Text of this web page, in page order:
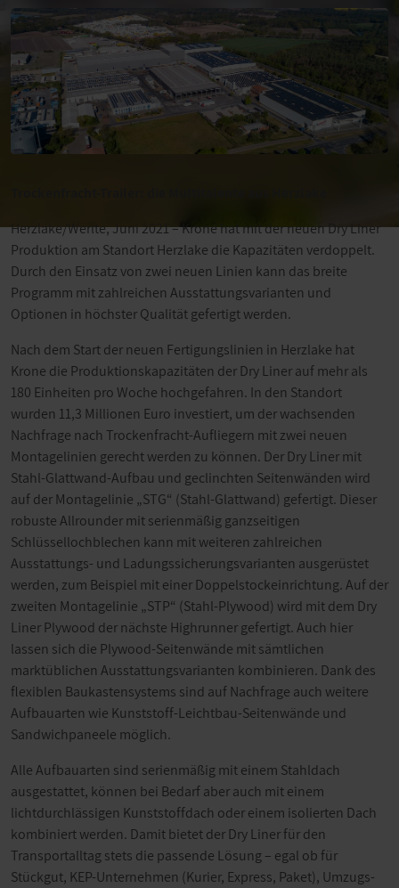
Herzlake/Werlte, Juni 2021 – Krone hat mit der neuen Dry Liner
Produktion am Standort Herzlake die Kapazitäten verdoppelt.
Durch den Einsatz von zwei neuen Linien kann das breite
Programm mit zahlreichen Ausstattungsvarianten und
Optionen in höchster Qualität gefertigt werden.
Nach dem Start der neuen Fertigungslinien in Herzlake hat
Krone die Produktionskapazitäten der Dry Liner auf mehr als
180 Einheiten pro Woche hochgefahren. In den Standort
wurden 11,3 Millionen Euro investiert, um der wachsenden
Nachfrage nach Trockenfracht-Aufliegern mit zwei neuen
Montagelinien gerecht werden zu können. Der Dry Liner mit
Stahl-Glattwand-Aufbau und geclinchten Seitenwänden wird
auf der Montagelinie „STG“ (Stahl-Glattwand) gefertigt. Dieser
robuste Allrounder mit serienmäßig ganzseitigen
Schlüssellochblechen kann mit weiteren zahlreichen
Ausstattungs- und Ladungssicherungsvarianten ausgerüstet
werden, zum Beispiel mit einer Doppelstockeinrichtung. Auf der
zweiten Montagelinie „STP“ (Stahl-Plywood) wird mit dem Dry
Liner Plywood der nächste Highrunner gefertigt. Auch hier
lassen sich die Plywood-Seitenwände mit sämtlichen
marktüblichen Ausstattungsvarianten kombinieren. Dank des
flexiblen Baukastensystems sind auf Nachfrage auch weitere
Aufbauarten wie Kunststoff-Leichtbau-Seitenwände und
Sandwichpaneele möglich.
Alle Aufbauarten sind serienmäßig mit einem Stahldach
ausgestattet, können bei Bedarf aber auch mit einem
lichtdurchlässigen Kunststoffdach oder einem isolierten Dach
kombiniert werden. Damit bietet der Dry Liner für den
Transportalltag stets die passende Lösung – egal ob für
Stückgut, KEP-Unternehmen (Kurier, Express, Paket), Umzugs-